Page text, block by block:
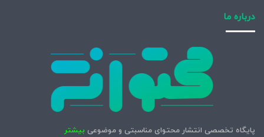
درباره ما
پایگاه تخصصی انتشار محتوای مناسبتی و موضوعی بیشتر